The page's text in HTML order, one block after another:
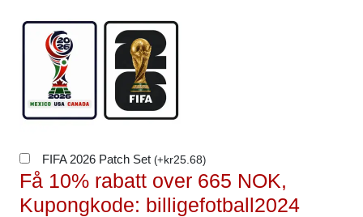
FIFA 2026 Patch Set (+kr25.68)
Få 10% rabatt over 665 NOK,
Kupongkode: billigefotball2024